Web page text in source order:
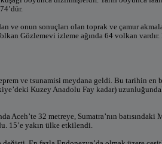
ve onun sonuçları olan toprak ve çamur
Gözlemevi izleme ağında 64 volkan
ve tsunamisi meydana geldi. Bu tarihin en
Kuzey Anadolu Fay kadar)
32 metreye, Sumatra’nın batısındaki
15’e yakın ülke etkilendi.